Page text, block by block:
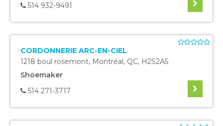
514 932-9491
CORDONNERIE ARC-EN-CIEL
1218 boul rosemont, Montréal, QC, H2S2A5
Shoemaker
514 271-3717